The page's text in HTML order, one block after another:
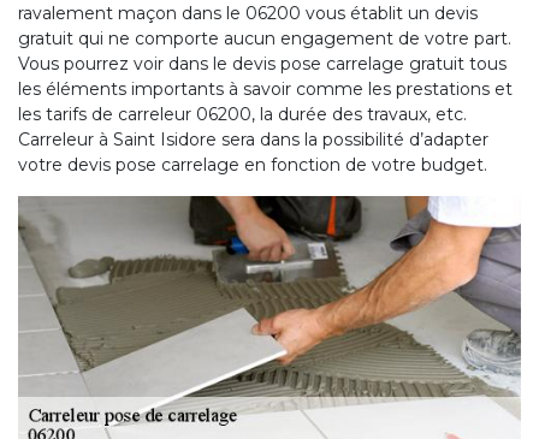
ravalement maçon dans le 06200 vous établit un devis
gratuit qui ne comporte aucun engagement de votre part.
Vous pourrez voir dans le devis pose carrelage gratuit tous
les éléments importants à savoir comme les prestations et
les tarifs de carreleur 06200, la durée des travaux, etc.
Carreleur à Saint Isidore sera dans la possibilité d’adapter
votre devis pose carrelage en fonction de votre budget.